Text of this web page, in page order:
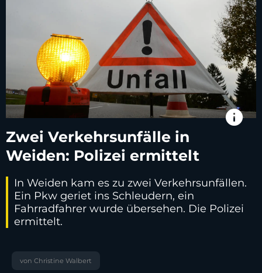
info
Zwei Verkehrsunfälle in
Weiden: Polizei ermittelt
In Weiden kam es zu zwei Verkehrsunfällen.
Ein Pkw geriet ins Schleudern, ein
Fahrradfahrer wurde übersehen. Die Polizei
ermittelt.
von Christine Walbert